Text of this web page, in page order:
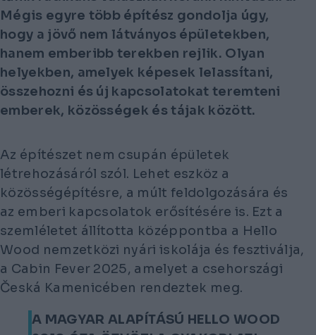
Mégis egyre több építész gondolja úgy,
hogy a jövő nem látványos épületekben,
hanem emberibb terekben rejlik. Olyan
helyekben, amelyek képesek lelassítani,
összehozni és új kapcsolatokat teremteni
emberek, közösségek és tájak között.
Az építészet nem csupán épületek
létrehozásáról szól. Lehet eszköz a
közösségépítésre, a múlt feldolgozására és
az emberi kapcsolatok erősítésére is. Ezt a
szemléletet állította középpontba a Hello
Wood nemzetközi nyári iskolája és fesztiválja,
a Cabin Fever 2025, amelyet a csehországi
Česká Kamenicében rendeztek meg.
A MAGYAR ALAPÍTÁSÚ HELLO WOOD